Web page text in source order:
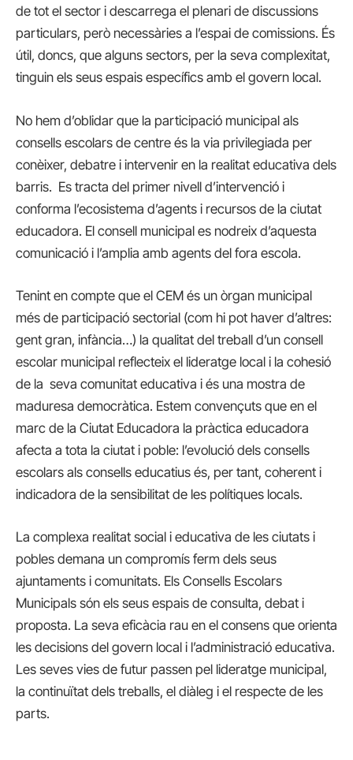
de tot el sector i descarrega el plenari de discussions
particulars, però necessàries a l’espai de comissions. És
útil, doncs, que alguns sectors, per la seva complexitat,
tinguin els seus espais específics amb el govern local.
No hem d’oblidar que la participació municipal als
consells escolars de centre és la via privilegiada per
conèixer, debatre i intervenir en la realitat educativa dels
barris. Es tracta del primer nivell d’intervenció i
conforma l’ecosistema d’agents i recursos de la ciutat
educadora. El consell municipal es nodreix d’aquesta
comunicació i l’amplia amb agents del fora escola.
Tenint en compte que el CEM és un òrgan municipal
més de participació sectorial (com hi pot haver d’altres:
gent gran, infància…) la qualitat del treball d’un consell
escolar municipal reflecteix el lideratge local i la cohesió
de la seva comunitat educativa i és una mostra de
maduresa democràtica. Estem convençuts que en el
marc de la Ciutat Educadora la pràctica educadora
afecta a tota la ciutat i poble: l’evolució dels consells
escolars als consells educatius és, per tant, coherent i
indicadora de la sensibilitat de les polítiques locals.
La complexa realitat social i educativa de les ciutats i
pobles demana un compromís ferm dels seus
ajuntaments i comunitats. Els Consells Escolars
Municipals són els seus espais de consulta, debat i
proposta. La seva eficàcia rau en el consens que orienta
les decisions del govern local i l’administració educativa.
Les seves vies de futur passen pel lideratge municipal,
la continuïtat dels treballs, el diàleg i el respecte de les
parts.